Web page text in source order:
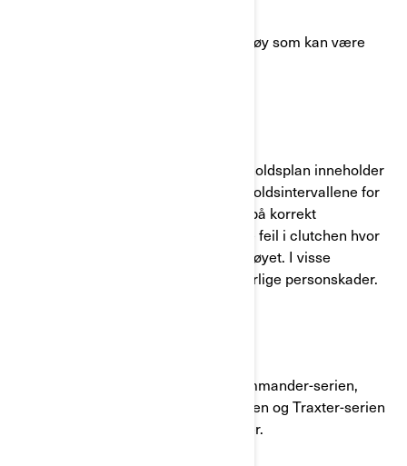
Våre registre viser at du har et kjøretøy som kan være
Brukerveiledningens avsnitt Vedlikeholdsplan inneholder
feil informasjon vedrørende vedlikeholdsintervallene for
skive for sekundærvariator. Mangel på korrekt
vedlikehold av clutchen kan medføre feil i clutchen hvor
fragmenter kan bli sendt ut fra kjøretøyet. I visse
situasjoner kan dette resultere i alvorlige personskader.
Modellår 2022 og 2023 Can-Am Commander-serien,
Defender-serien, Maverick Trail-serien og Traxter-serien
utstyrt med en HD7 eller 700-motorer.